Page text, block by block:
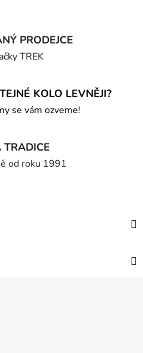
PRODEJCE
TREK
KOLO LEVNĚJI?
se vám ozveme!
TRADICE
od roku 1991